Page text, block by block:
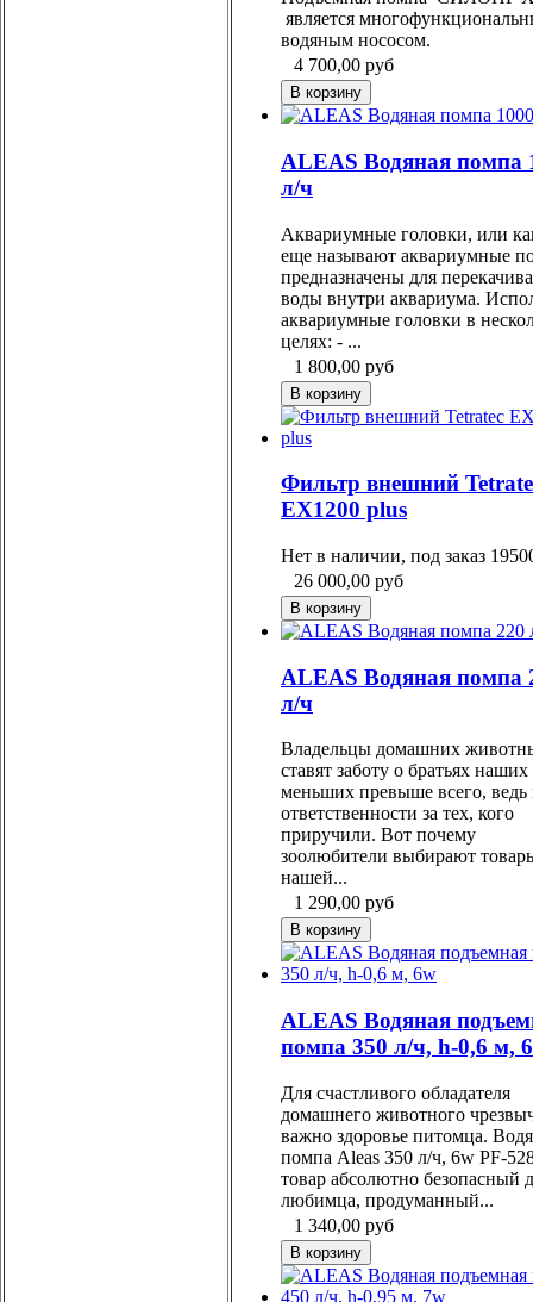
является
водяным нососом.
4 700,00 руб
ALEAS Водяная помпа
л/ч
Аквариумные головки, или
еще называют аквариумные
предназначены для
воды внутри аквариума.
аквариумные головки в
целях: - ...
1 800,00 руб
Фильтр внешний
EX1200 plus
Нет в наличии, под заказ
26 000,00 руб
ALEAS Водяная помпа
л/ч
Владельцы домашних
ставят заботу о братьях наших
меньших превыше всего,
ответственности за тех, кого
приручили. Вот почему
зоолюбители выбирают
нашей...
1 290,00 руб
ALEAS Водяная
помпа 350 л/ч, h-0,6 м,
Для счастливого обладателя
домашнего животного
важно здоровье питомца.
помпа Aleas 350 л/ч, 6w PF-
товар абсолютно безопасный
любимца, продуманный...
1 340,00 руб